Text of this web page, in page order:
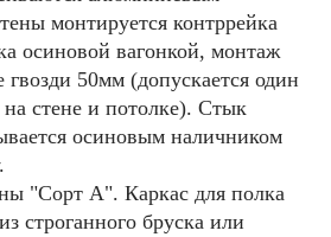
монтируется контррейка
осиновой вагонкой, монтаж
50мм (допускается один
стене и потолке). Стык
осиновым наличником
"Cорт А". Каркас для полка
строганного бруска или